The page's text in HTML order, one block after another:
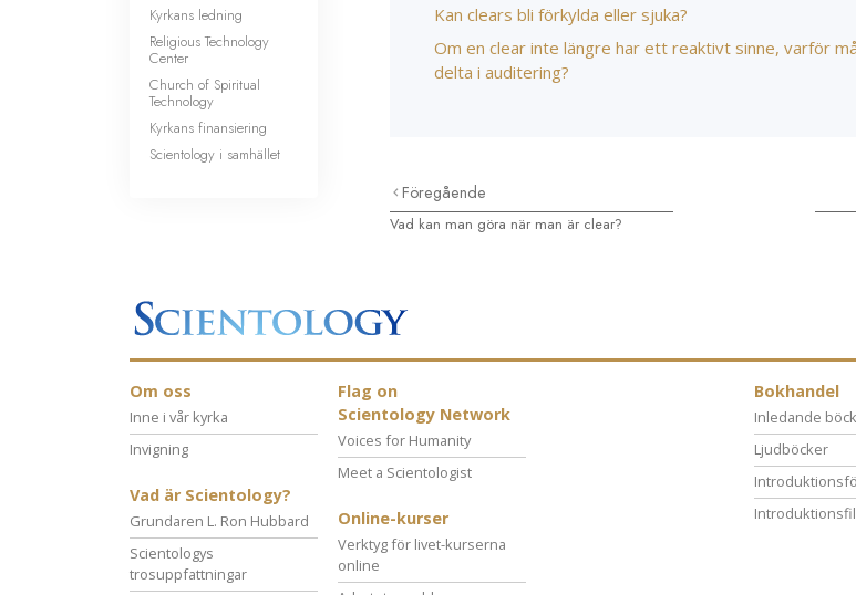
Kan clears bli förkylda eller sjuka?
Om en clear inte längre har ett reaktivt sinne, varför
delta i auditering?
Föregående
Vad kan man göra när man är clear?
Kyrkans ledning
Religious Technology
Center
Church of Spiritual
Technology
Kyrkans finansiering
Scientology i samhället
Om oss
Inne i vår kyrka
Invigning
Vad är Scientology?
Grundaren L. Ron Hubbard
Scientologys
trosuppfattningar
Flag on
Scientology Network
Voices for Humanity
Meet a Scientologist
Online-kurser
Verktyg för livet-kurserna
online
Bokhandel
Inledande
Ljudböcker